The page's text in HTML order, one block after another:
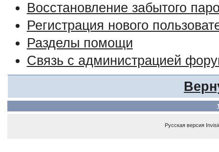
Восстановление забытого
Регистрация нового
Разделы помощи
Связь с администрацией
Русская версия